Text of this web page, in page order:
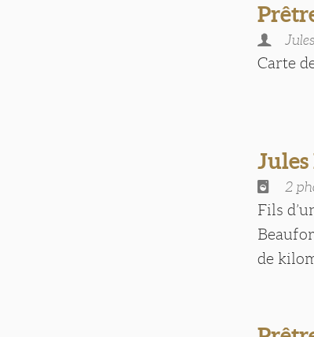
Carte
Jules
2
Fils
de